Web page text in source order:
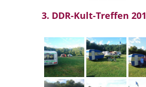
3. DDR-Kult-Treffen